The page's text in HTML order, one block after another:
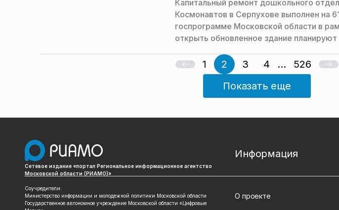
Капитальный ремонт дошкольного
Космонавтов в Серпухове выполнен на
госпрограмме Московской области в
открыть обновленное здание
области.
1 2 3 4 ...
526
Показать еще
Сетевое издание «портал Региональное информационное агентство
Московской области (РИАМО)»
Соучредители:
Министерство информации и молодежной политики Московской области
Государственное автономное учреждение Московской области «Цифровые
Информация
О проекте